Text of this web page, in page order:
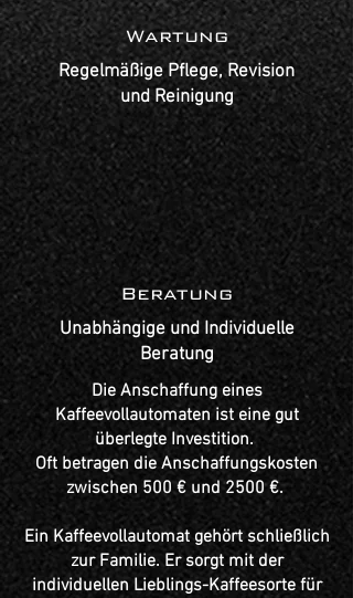
Wartung
Regelmäßige Pflege, Revision
und Reinigung
Beratung
Unabhängige und Individuelle
Beratung
Die Anschaffung eines
Kaffeevollautomaten ist eine gut
überlegte Investition.
Oft betragen die Anschaffungskosten
zwischen 500 € und 2500 €.
Ein Kaffeevollautomat gehört schließlich
zur Familie. Er sorgt mit der
individuellen Lieblings-Kaffeesorte für